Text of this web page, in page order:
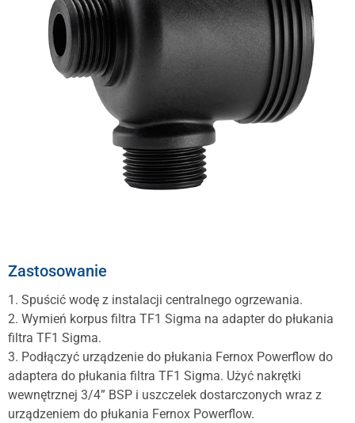
Zastosowanie
1. Spuścić wodę z instalacji centralnego ogrzewania.
2. Wymień korpus filtra TF1 Sigma na adapter do płukania
filtra TF1 Sigma.
3. Podłączyć urządzenie do płukania Fernox Powerflow do
adaptera do płukania filtra TF1 Sigma. Użyć nakrętki
wewnętrznej 3/4” BSP i uszczelek dostarczonych wraz z
urządzeniem do płukania Fernox Powerflow.